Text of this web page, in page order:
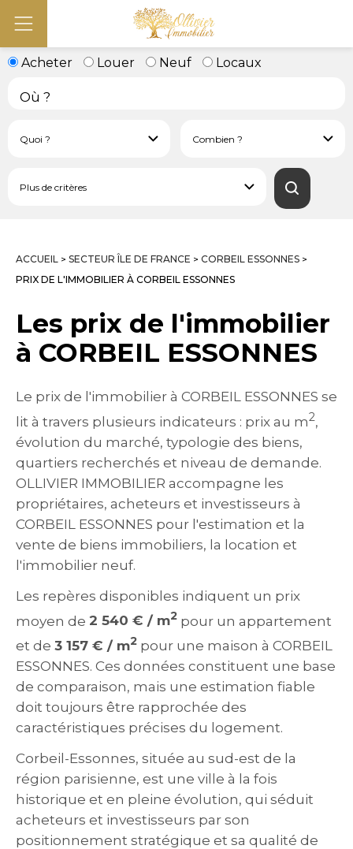
Acheter Louer Neuf Locaux
ACCUEIL > SECTEUR ÎLE DE FRANCE > CORBEIL ESSONNES >
PRIX DE L'IMMOBILIER À CORBEIL ESSONNES
Les prix de l'immobilier
à CORBEIL ESSONNES
Le prix de l'immobilier à CORBEIL ESSONNES se
lit à travers plusieurs indicateurs : prix au m2,
évolution du marché, typologie des biens,
quartiers recherchés et niveau de demande.
OLLIVIER IMMOBILIER accompagne les
propriétaires, acheteurs et investisseurs à
CORBEIL ESSONNES pour l'estimation et la
vente de biens immobiliers, la location et
l'immobilier neuf.
Les repères disponibles indiquent un prix
moyen de 2 540 € / m2 pour un appartement
et de 3 157 € / m2 pour une maison à CORBEIL
ESSONNES. Ces données constituent une base
de comparaison, mais une estimation fiable
doit toujours être rapprochée des
caractéristiques précises du logement.
Corbeil-Essonnes, située au sud-est de la
région parisienne, est une ville à la fois
historique et en pleine évolution, qui séduit
acheteurs et investisseurs par son
positionnement stratégique et sa qualité de